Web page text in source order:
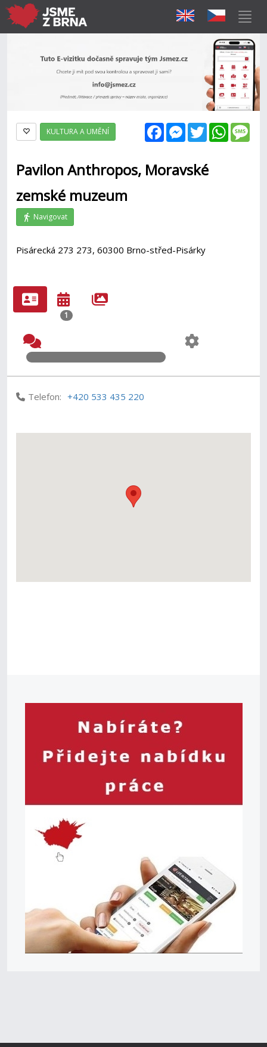
FacebookMessenger
Twitter
KULTURA A UMĚNÍ
Pavilon Anthropos, Moravské
zemské muzeum
Navigovat
Pisárecká 273 273, 60300 Brno-střed-Pisárky
1
Telefon: +420 533 435 220